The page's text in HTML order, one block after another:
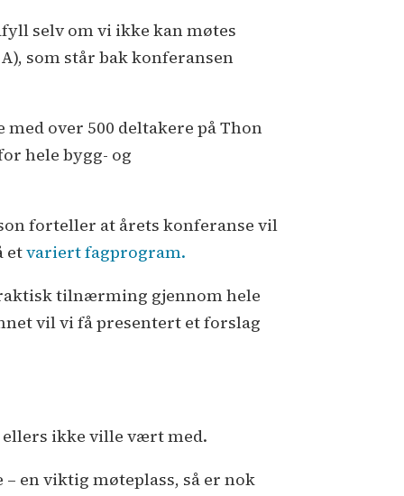
selv om vi ikke kan møtes
som står bak konferansen
over 500 deltakere på Thon
hele bygg- og
forteller at årets konferanse vil
etvariert fagprogram.
tilnærming gjennom hele
vil vi få presentert et forslag
ellers ikke ville vært med.
en viktig møteplass, så er nok